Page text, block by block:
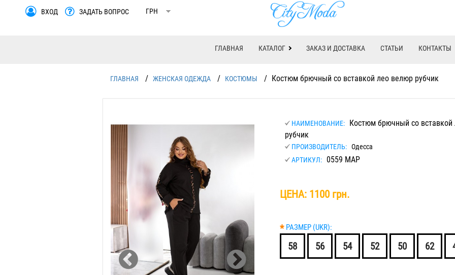
ВХОД ЗАДАТЬ ВОПРОС
ГЛАВНАЯ КАТАЛОГ ЗАКАЗ И ДОСТАВКА СТАТЬИ КОНТАКТЫ
ГЛАВНАЯ / ЖЕНСКАЯ ОДЕЖДА / КОСТЮМЫ / Костюм брючный со вставкой лео велюр рубчик
НАИМЕНОВАНИЕ:
Костюм брючный со вставкой
рубчик
ПРОИЗВОДИТЕЛЬ: Одесса
АРТИКУЛ: 0559 МАР
ЦЕНА: 1100 грн.
* РАЗМЕР (UKR):
58 56 54 52 50 62